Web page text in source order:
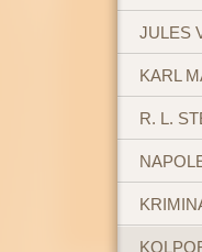
JULES
KARL
R. L.